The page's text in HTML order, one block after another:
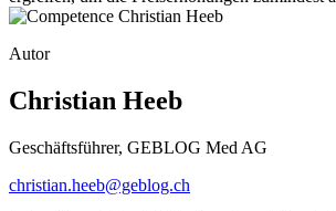
Autor
Christian Heeb
Geschäftsführer, GEBLOG Med AG
christian.heeb@geblog.ch